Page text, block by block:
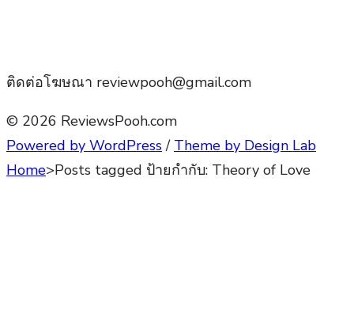
ติดต่อโฆษณา reviewpooh@gmail.com
© 2026 ReviewsPooh.com
Powered by WordPress / Theme by Design Lab
Home>Posts tagged ป้ายกำกับ: Theory of Love